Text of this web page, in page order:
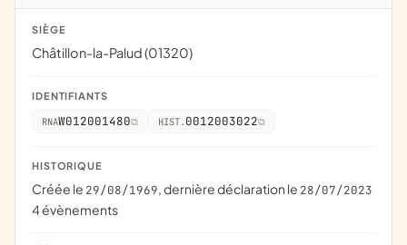
SIÈGE
Châtillon-la-Palud (01320)
IDENTIFIANTS
RNAW012001480 HIST. 0012003022
HISTORIQUE
Créée le 29/08/1969, dernière déclaration le 28/07/2023
4 évènements